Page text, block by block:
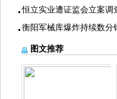
恒立实业遭证监会立案调
衡阳军械库爆炸持续数分
图文推荐